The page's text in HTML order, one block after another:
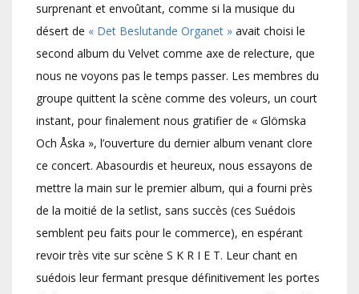
surprenant et envoûtant, comme si la musique du
désert de « Det Beslutande Organet » avait choisi le
second album du Velvet comme axe de relecture, que
nous ne voyons pas le temps passer. Les membres du
groupe quittent la scène comme des voleurs, un court
instant, pour finalement nous gratifier de « Glömska
Och Åska », l’ouverture du dernier album venant clore
ce concert. Abasourdis et heureux, nous essayons de
mettre la main sur le premier album, qui a fourni près
de la moitié de la setlist, sans succès (ces Suédois
semblent peu faits pour le commerce), en espérant
revoir très vite sur scène S K R I E T. Leur chant en
suédois leur fermant presque définitivement les portes